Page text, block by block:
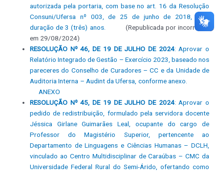
autorizada pela portaria, com base no art. 16 da Resolução
Consuni/Ufersa nº 003, de 25 de junho de 2018, com
duração de 3 (três) anos.
(Republicada por incorreção
em 29/08/2024)
RESOLUÇÃO Nº 46, DE 19 DE JULHO DE 2024: Aprovar o
Relatório Integrado de Gestão – Exercício 2023, baseado nos
pareceres do Conselho de Curadores – CC e da Unidade de
Auditoria Interna – Audint da Ufersa, conforme anexo.
ANEXO
RESOLUÇÃO Nº 45, DE 19 DE JULHO DE 2024: Aprovar o
pedido de redistribuição, formulado pela servidora docente
Jéssica Girlane Guimarães Leal, ocupante do cargo de
Professor do Magistério Superior, pertencente ao
Departamento de Linguagens e Ciências Humanas – DCLH,
vinculado ao Centro Multidisciplinar de Caraúbas – CMC da
Universidade Federal Rural do Semi-Árido, ofertando como